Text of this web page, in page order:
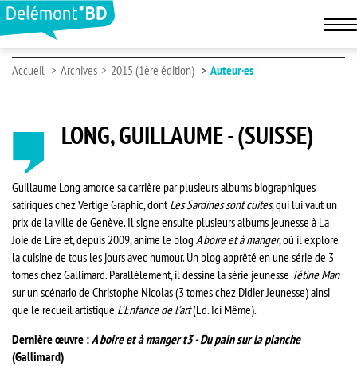
Accueil Archives 2015 (1ère édition) Auteur·es
LONG, GUILLAUME - (SUISSE)
Guillaume Long amorce sa carrière par plusieurs albums biographiques
satiriques chez Vertige Graphic, dont Les Sardines sont cuites, qui lui vaut un
prix de la ville de Genève. Il signe ensuite plusieurs albums jeunesse à La
Joie de Lire et, depuis 2009, anime le blog A boire et à manger, où il explore
la cuisine de tous les jours avec humour. Un blog apprêté en une série de 3
tomes chez Gallimard. Parallèlement, il dessine la série jeunesse Tétine Man
sur un scénario de Christophe Nicolas (3 tomes chez Didier Jeunesse) ainsi
que le recueil artistique L’Enfance de l’art(Ed. Ici Même).
Dernière œuvre :A boire et à manger t3 - Du pain sur la planche
(Gallimard)